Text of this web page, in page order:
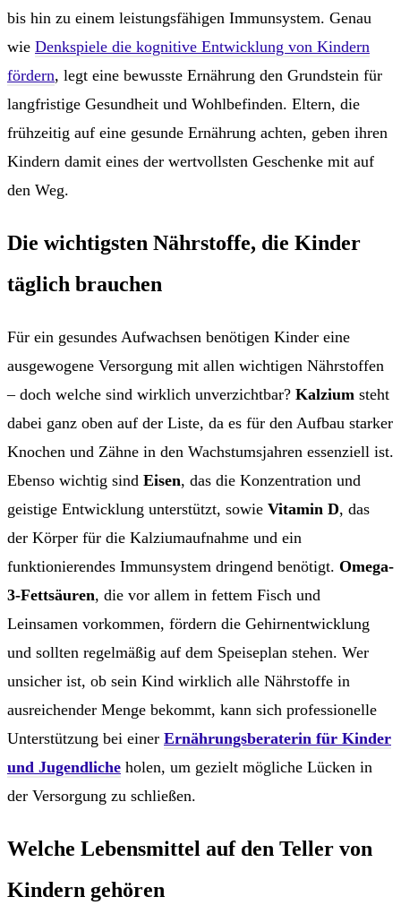
bis hin zu einem leistungsfähigen Immunsystem. Genau
wie Denkspiele die kognitive Entwicklung von Kindern
fördern, legt eine bewusste Ernährung den Grundstein für
langfristige Gesundheit und Wohlbefinden. Eltern, die
frühzeitig auf eine gesunde Ernährung achten, geben ihren
Kindern damit eines der wertvollsten Geschenke mit auf
den Weg.
Die wichtigsten Nährstoffe, die Kinder
täglich brauchen
Für ein gesundes Aufwachsen benötigen Kinder eine
ausgewogene Versorgung mit allen wichtigen Nährstoffen
– doch welche sind wirklich unverzichtbar? Kalzium steht
dabei ganz oben auf der Liste, da es für den Aufbau starker
Knochen und Zähne in den Wachstumsjahren essenziell ist.
Ebenso wichtig sind Eisen, das die Konzentration und
geistige Entwicklung unterstützt, sowie Vitamin D, das
der Körper für die Kalziumaufnahme und ein
funktionierendes Immunsystem dringend benötigt. Omega-
3-Fettsäuren, die vor allem in fettem Fisch und
Leinsamen vorkommen, fördern die Gehirnentwicklung
und sollten regelmäßig auf dem Speiseplan stehen. Wer
unsicher ist, ob sein Kind wirklich alle Nährstoffe in
ausreichender Menge bekommt, kann sich professionelle
Unterstützung bei einer Ernährungsberaterin für Kinder
und Jugendliche holen, um gezielt mögliche Lücken in
der Versorgung zu schließen.
Welche Lebensmittel auf den Teller von
Kindern gehören